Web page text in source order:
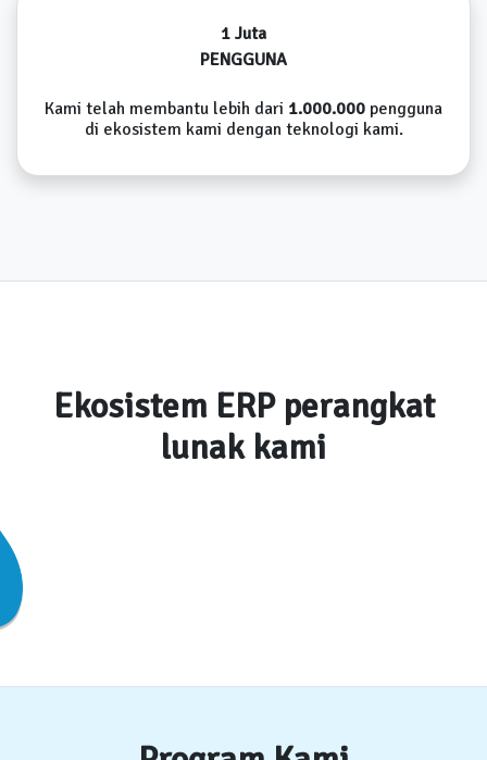
1 Juta
PENGGUNA
Kami telah membantu lebih dari 1.000.000 pengguna
di ekosistem kami dengan teknologi kami.
Ekosistem ERP perangkat
lunak kami